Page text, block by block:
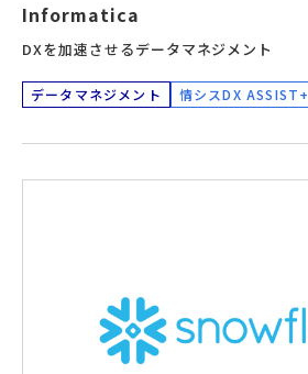
Informatica
DXを加速させるデータマネジメント
データマネジメント 情シスDX ASSIST+